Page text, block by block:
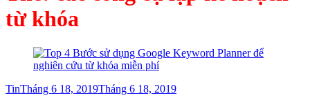
từ khóa
TinPosted
Tháng 6 18, 2019Tháng 6 18, 2019